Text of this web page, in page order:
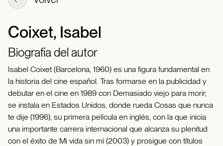
Coixet, Isabel
Biografía del autor
Isabel Coixet (Barcelona, 1960) es una figura fundamental en
la historia del cine español. Tras formarse en la publicidad y
debutar en el cine en 1989 con Demasiado viejo para morir,
se instala en Estados Unidos, donde rueda Cosas que nunca
te dije (1996), su primera película en inglés, con la que inicia
una importante carrera internacional que alcanza su plenitud
con el éxito de Mi vida sin mí (2003) y prosigue con títulos